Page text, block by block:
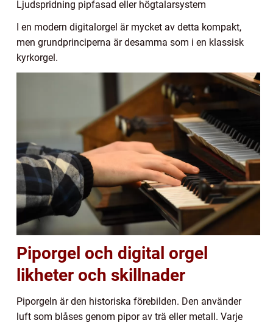
Ljudspridning pipfasad eller högtalarsystem
I en modern digitalorgel är mycket av detta kompakt,
men grundprinciperna är desamma som i en klassisk
kyrkorgel.
Piporgel och digital orgel
likheter och skillnader
Piporgeln är den historiska förebilden. Den använder
luft som blåses genom pipor av trä eller metall. Varje